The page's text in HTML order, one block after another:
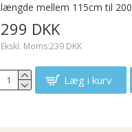
længde mellem 115cm til
299 DKK
Ekskl. Moms:239 DKK
Læg i kurv